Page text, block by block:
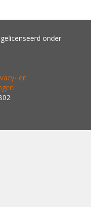
onder
en